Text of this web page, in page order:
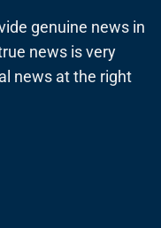
genuine news in
news is very
news at the right